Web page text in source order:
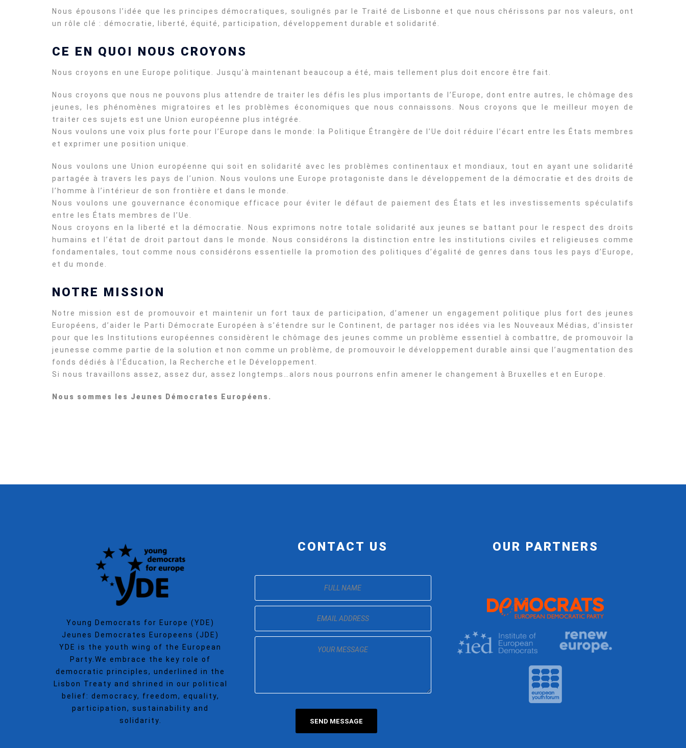
Nous épousons l’idée que les principes démocratiques, soulignés par le Traité de Lisbonne et que nous chérissons par nos valeurs, ont
un rôle clé : démocratie, liberté, équité, participation, développement durable et solidarité.
CE EN QUOI NOUS CROYONS
Nous croyons en une Europe politique. Jusqu’à maintenant beaucoup a été, mais tellement plus doit encore être fait.
Nous croyons que nous ne pouvons plus attendre de traiter les défis les plus importants de l’Europe, dont entre autres, le chômage des
jeunes, les phénomènes migratoires et les problèmes économiques que nous connaissons. Nous croyons que le meilleur moyen de
traiter ces sujets est une Union européenne plus intégrée.
Nous voulons une voix plus forte pour l’Europe dans le monde: la Politique Étrangère de l’Ue doit réduire l’écart entre les États membres
et exprimer une position unique.
Nous voulons une Union européenne qui soit en solidarité avec les problèmes continentaux et mondiaux, tout en ayant une solidarité
partagée à travers les pays de l’union. Nous voulons une Europe protagoniste dans le développement de la démocratie et des droits de
l’homme à l’intérieur de son frontière et dans le monde.
Nous voulons une gouvernance économique efficace pour éviter le défaut de paiement des États et les investissements spéculatifs
entre les États membres de l’Ue.
Nous croyons en la liberté et la démocratie. Nous exprimons notre totale solidarité aux jeunes se battant pour le respect des droits
humains et l’état de droit partout dans le monde. Nous considérons la distinction entre les institutions civiles et religieuses comme
fondamentales, tout comme nous considérons essentielle la promotion des politiques d’égalité de genres dans tous les pays d’Europe,
et du monde.
NOTRE MISSION
Notre mission est de promouvoir et maintenir un fort taux de participation, d’amener un engagement politique plus fort des jeunes
Européens, d’aider le Parti Démocrate Européen à s’étendre sur le Continent, de partager nos idées via les Nouveaux Médias, d’insister
pour que les Institutions européennes considèrent le chômage des jeunes comme un problème essentiel à combattre, de promouvoir la
jeunesse comme partie de la solution et non comme un problème, de promouvoir le développement durable ainsi que l’augmentation des
fonds dédiés à l’Éducation, la Recherche et le Développement.
Si nous travaillons assez, assez dur, assez longtemps…alors nous pourrons enfin amener le changement à Bruxelles et en Europe.
Nous sommes les Jeunes Démocrates Européens.
Young Democrats for Europe (YDE)
Jeunes Democrates Europeens (JDE)
YDE is the youth wing of the European
Party.We embrace the key role of
democratic principles, underlined in the
Lisbon Treaty and shrined in our political
belief: democracy, freedom, equality,
participation, sustainability and
solidarity.
CONTACT US OUR PARTNERS